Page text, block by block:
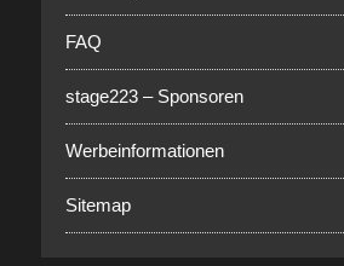
FAQ
stage223 – Sponsoren
Werbeinformationen
Sitemap